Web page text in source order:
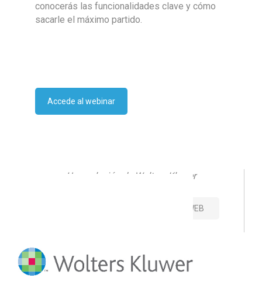
conocerás las funcionalidades clave y cómo
sacarle el máximo partido.
Accede al webinar
Una solución de Wolters Kluwer
VISITAR SITIO WEB